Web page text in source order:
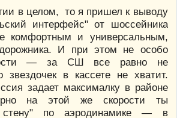
в целом, то я пришел к выводу
интерфейс" от шоссейника
комфортным и универсальным,
И при этом не особо
— за СШ все равно не
в кассете не хватит.
задает максималку в районе
на этой же скорости ты
по аэродинамике — в